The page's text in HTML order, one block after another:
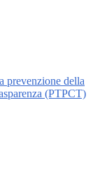
prevenzione della
(PTPCT)